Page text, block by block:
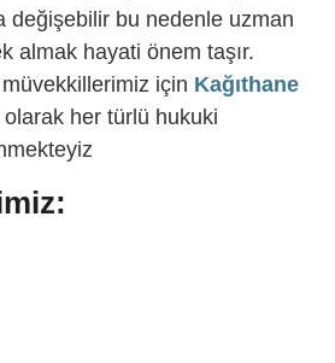
değişebilir bu nedenle uzman
almak hayati önem taşır.
için Kağıthane
olarak her türlü hukuki